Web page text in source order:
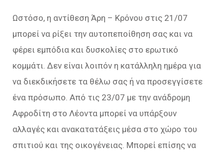
Ωστόσο, η αντίθεση Άρη – Κρόνου στις 21/07
μπορεί να ρίξει την αυτοπεποίθηση σας και να
φέρει εμπόδια και δυσκολίες στο ερωτικό
κομμάτι. Δεν είναι λοιπόν η κατάλληλη ημέρα για
να διεκδικήσετε τα θέλω σας ή να προσεγγίσετε
ένα πρόσωπο. Από τις 23/07 με την ανάδρομη
Αφροδίτη στο Λέοντα μπορεί να υπάρξουν
αλλαγές και ανακατατάξεις μέσα στο χώρο του
σπιτιού και της οικογένειας. Μπορεί επίσης να